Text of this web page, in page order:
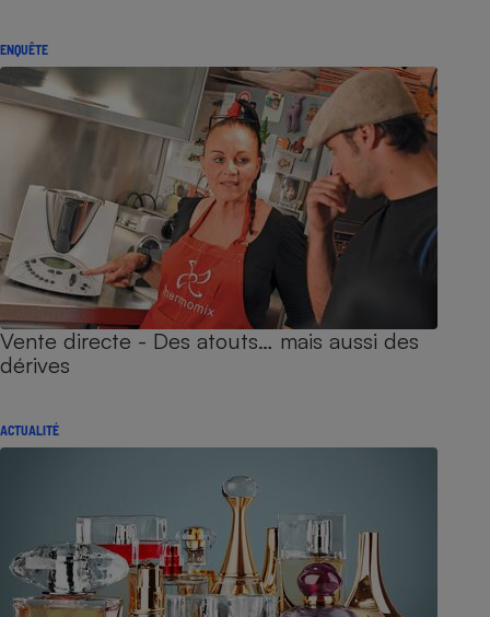
ENQUÊTE
Vente directe - Des atouts… mais aussi des
dérives
ACTUALITÉ